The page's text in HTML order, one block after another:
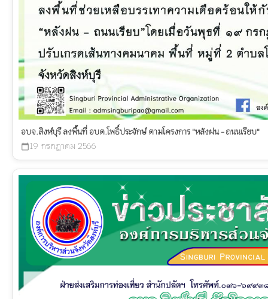
อบจ.สิงห์บุรี ลงพื้นที่ อบต.โพธิ์ประจักษ์ ตามโครงการ "หลังฝน - ถนนเรียบ"
calendar_today19 กรกฎาคม 2566